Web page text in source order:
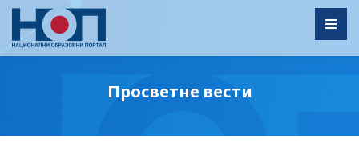
Просветне вести